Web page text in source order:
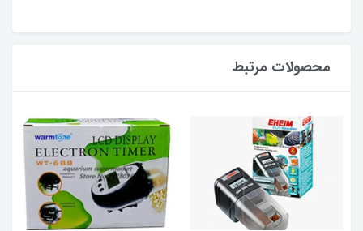
محصولات مرتبط